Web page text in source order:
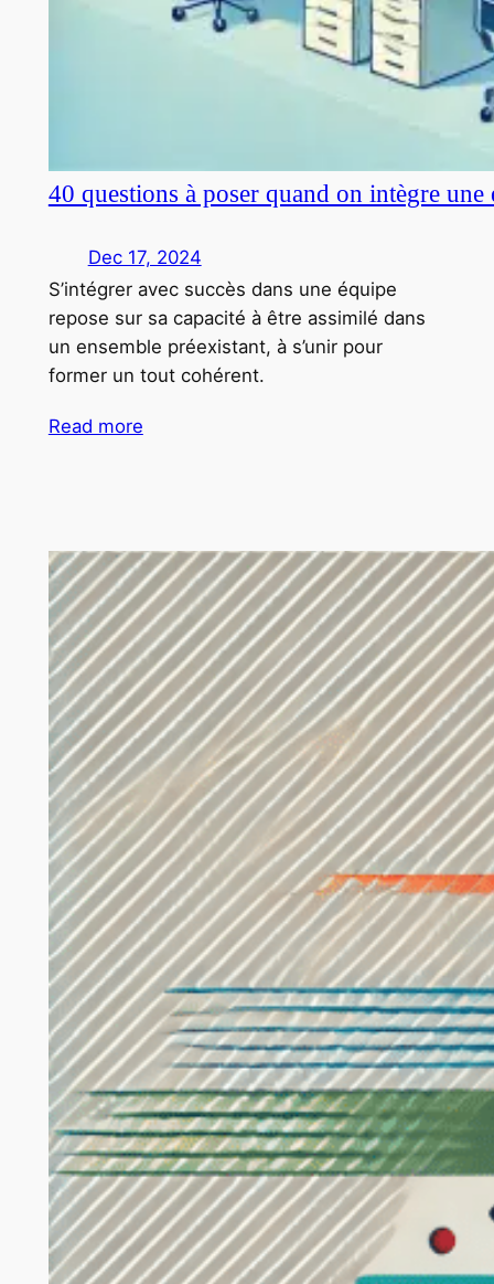
40 questions à poser quand on intègre
Dec 17, 2024
S’intégrer avec succès dans une équipe
repose sur sa capacité à être assimilé dans
un ensemble préexistant, à s’unir pour
former un tout cohérent.
Read more